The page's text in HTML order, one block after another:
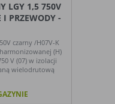
działania
działania
jednak ich
wspólnego ze
LGY 1,5 750V
I PRZEWODY -
czarny /H07V-K
(H)
V (07) w izolacji
wielodrutową